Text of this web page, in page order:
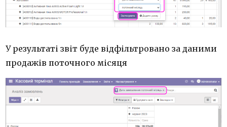
У результаті звіт буде відфільтровано за даними
продажів поточного місяця